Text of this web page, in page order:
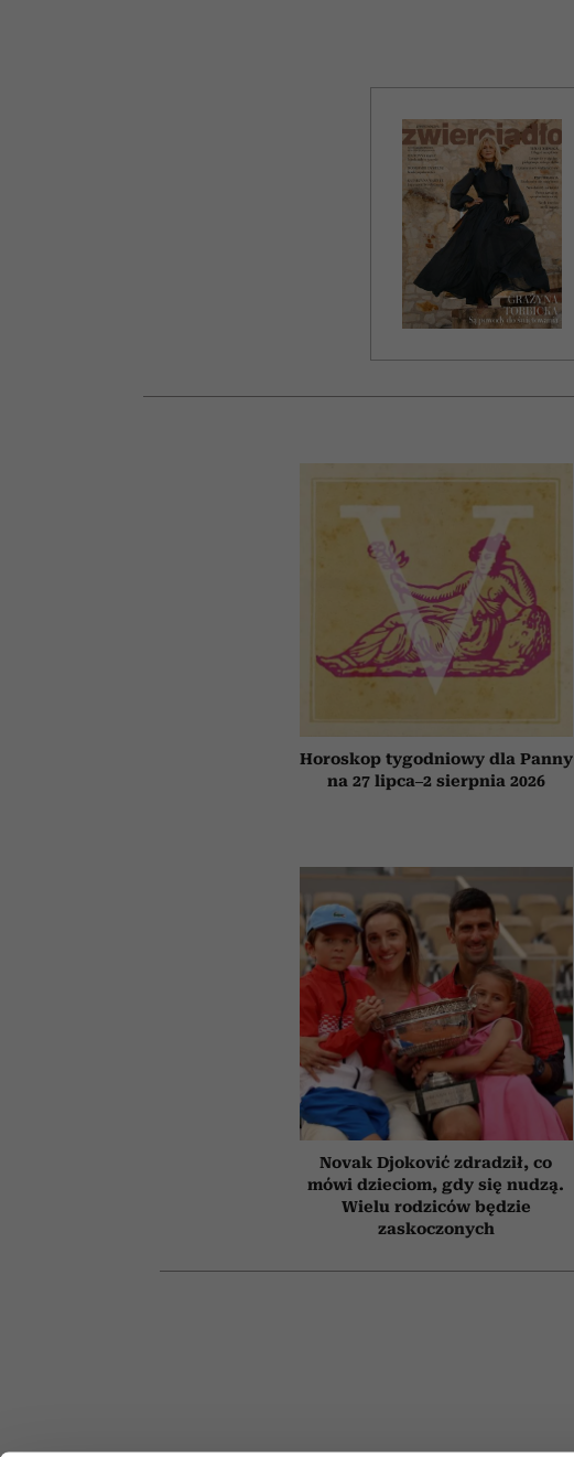
Horoskop tygodniowy dla Panny
na 27 lipca–2 sierpnia 2026
Novak Djoković zdradził, co
mówi dzieciom, gdy się nudzą.
Wielu rodziców będzie
zaskoczonych